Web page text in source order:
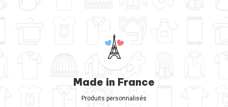
Made in France
Produits personnalisés